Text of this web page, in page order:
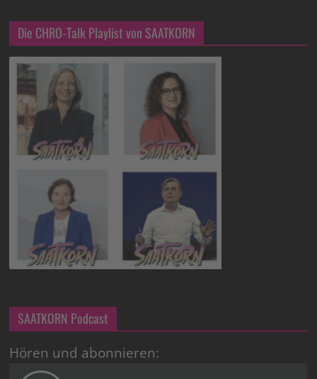
Die CHRO-Talk Playlist von SAATKORN
SAATKORN Podcast
Hören und abonnieren: